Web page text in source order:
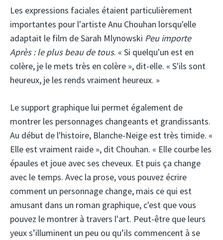
Les expressions faciales étaient particulièrement
importantes pour l'artiste Anu Chouhan lorsqu'elle
adaptait le film de Sarah Mlynowski Peu importe
Après : le plus beau de tous. « Si quelqu'un est en
colère, je le mets très en colère », dit-elle. « S'ils sont
heureux, je les rends vraiment heureux. »
Le support graphique lui permet également de
montrer les personnages changeants et grandissants.
Au début de l'histoire, Blanche-Neige est très timide. «
Elle est vraiment raide », dit Chouhan. « Elle courbe les
épaules et joue avec ses cheveux. Et puis ça change
avec le temps. Avec la prose, vous pouvez écrire
comment un personnage change, mais ce qui est
amusant dans un roman graphique, c'est que vous
pouvez le montrer à travers l'art. Peut-être que leurs
yeux s’illuminent un peu ou qu’ils commencent à se